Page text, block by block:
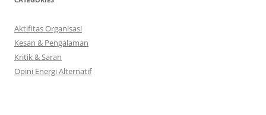
Aktifitas Organisasi
Kesan & Pengalaman
Kritik & Saran
Opini Energi Alternatif